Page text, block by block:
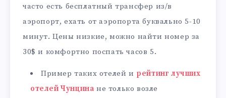
часто есть бесплатный трансфер из/в
аэропорт, ехать от аэропорта буквально 5-10
минут. Цены низкие, можно найти номер за
30$ и комфортно поспать часов 5.
Пример таких отелей и рейтинг лучших
отелей Чунцина не только возле